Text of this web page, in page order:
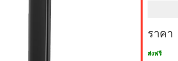
ราคา
ส่งฟรี